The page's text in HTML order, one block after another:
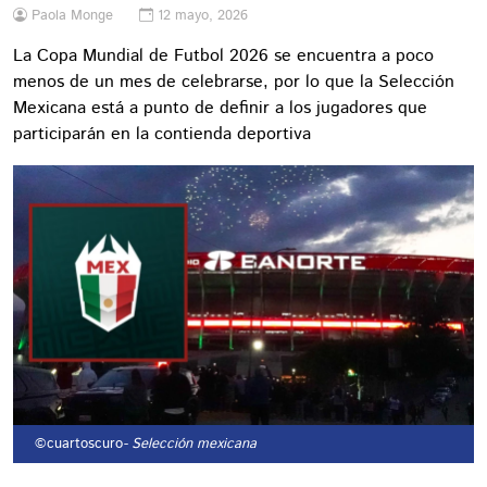
Paola Monge 12 mayo, 2026
La Copa Mundial de Futbol 2026 se encuentra a poco
menos de un mes de celebrarse, por lo que la Selección
Mexicana está a punto de definir a los jugadores que
participarán en la contienda deportiva
©cuartoscuro- Selección mexicana